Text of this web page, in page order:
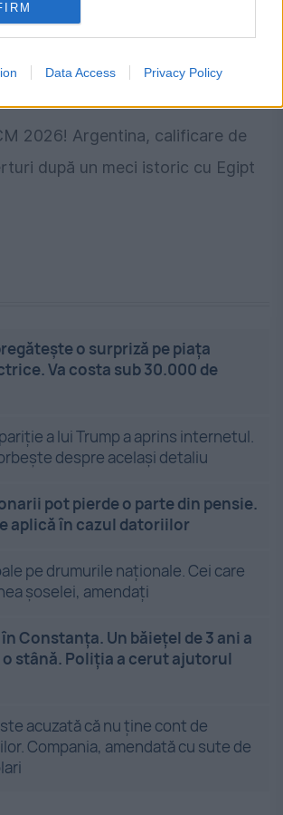
Data Access Privacy Policy
2026! Argentina, calificare de
după un meci istoric cu Egipt
o surpriză pe piața
Va costa sub 30.000 de
a lui Trump a aprins internetul.
despre același detaliu
pot pierde o parte din pensie.
aplică în cazul datoriilor
pe drumurile naționale. Cei care
șoselei, amendați
Constanța. Un băiețel de 3 ani a
o stână. Poliția a cerut ajutorul
acuzată că nu ține cont de
Compania, amendată cu sute de